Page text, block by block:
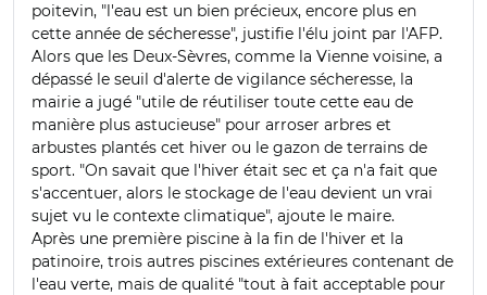
poitevin, "l'eau est un bien précieux, encore plus en
cette année de sécheresse", justifie l'élu joint par l'AFP.
Alors que les Deux-Sèvres, comme la Vienne voisine, a
dépassé le seuil d'alerte de vigilance sécheresse, la
mairie a jugé "utile de réutiliser toute cette eau de
manière plus astucieuse" pour arroser arbres et
arbustes plantés cet hiver ou le gazon de terrains de
sport. "On savait que l'hiver était sec et ça n'a fait que
s'accentuer, alors le stockage de l'eau devient un vrai
sujet vu le contexte climatique", ajoute le maire.
Après une première piscine à la fin de l'hiver et la
patinoire, trois autres piscines extérieures contenant de
l'eau verte, mais de qualité "tout à fait acceptable pour